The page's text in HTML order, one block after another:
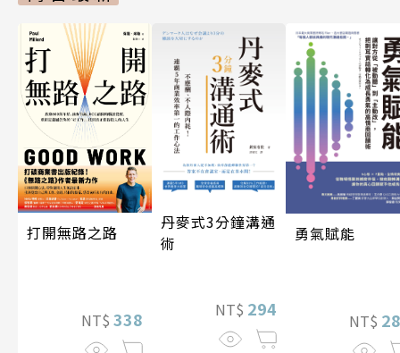
打開無路之路
NT$ 338
丹麥式3分鐘溝通
術
NT$ 294
勇氣賦能
NT$